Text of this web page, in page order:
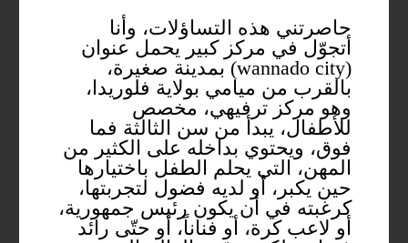
حاصرتني هذه التساؤلات، وأنا
أتجوّل في مركز كبير يحمل عنوان
(wannado city) بمدينة صغيرة،
بالقرب من ميامي بولاية فلوريدا،
وهو مركز ترفيهي، مخصص
للأطفال، يبدأ من سن الثالثة فما
فوق، ويحتوي بداخله على الكثير من
المهن، التي يحلم الطفل باختيارها
حين يكبر، أو لديه فضول لتجربتها،
كرغبته في أن يكون رئيس جمهورية،
أو لاعب كرة، أو فناناً، أو حتّى رائد